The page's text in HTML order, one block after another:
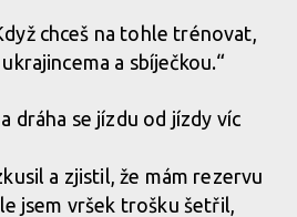
chceš na tohle trénovat,
a sbíječkou.“
dráha se jízdu od jízdy víc
a zjistil, že mám rezervu
jsem vršek trošku šetřil,